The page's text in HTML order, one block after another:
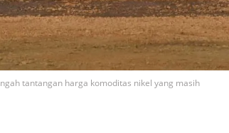
tantangan harga komoditas nikel yang masih